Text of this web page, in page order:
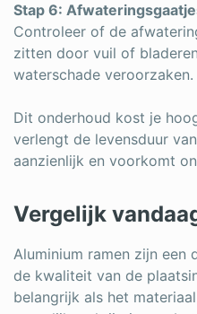
Stap 6:
Controleer of de
zitten door vuil of
waterschade veroorzaken.
Dit onderhoud kost je
verlengt de levensduur
aanzienlijk en voorkomt
Vergelijk
Aluminium ramen zijn een
de kwaliteit van de
belangrijk als het